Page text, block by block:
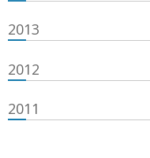
2013
2012
2011